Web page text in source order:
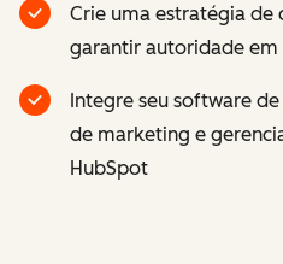
Crie uma estratégia
garantir autoridade em
Integre seu software
de marketing e
HubSpot